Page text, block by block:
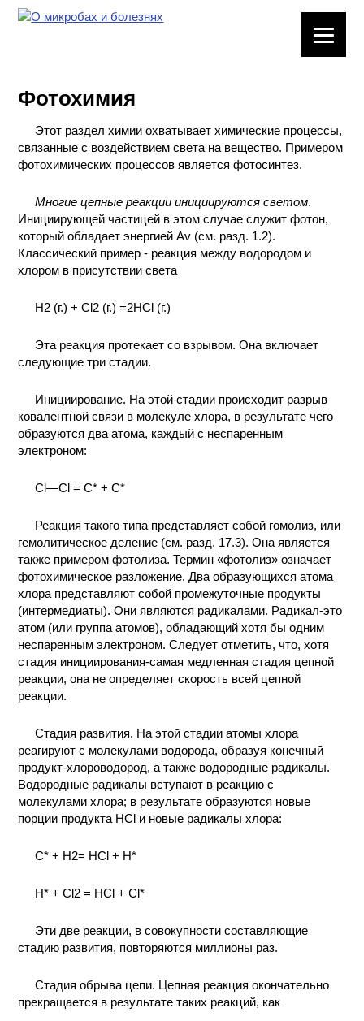
ХИМИЧЕСКАЯ
ВРЕДНЫЕ
МЕТОДЫ
ПРАКТИЧЕСКОЙ
ХИМИИ
ПРОИЗВОДСТВЕ
ТЕХНОЛОГИЯ
Фотохимия
Этот раздел химии охватывает химические процессы,
связанные с воздействием света на вещество. Примером
фотохимических процессов является фотосинтез.
Многие цепные реакции инициируются светом.
Инициирующей частицей в этом случае служит фотон,
который обладает энергией Av (см. разд. 1.2).
Классический пример - реакция между водородом и
хлором в присутствии света
H2 (г.) + Cl2 (г.) =2HCl (г.)
Эта реакция протекает со взрывом. Она включает
следующие три стадии.
Инициирование. На этой стадии происходит разрыв
ковалентной связи в молекуле хлора, в результате чего
образуются два атома, каждый с неспаренным
электроном:
Cl—Cl = C* + C*
Реакция такого типа представляет собой гомолиз, или
гемолитическое деление (см. разд. 17.3). Она является
также примером фотолиза. Термин «фотолиз» означает
фотохимическое разложение. Два образующихся атома
хлора представляют собой промежуточные продукты
(интермедиаты). Они являются радикалами. Радикал-это
атом (или группа атомов), обладающий хотя бы одним
неспаренным электроном. Следует отметить, что, хотя
стадия инициирования-самая медленная стадия цепной
реакции, она не определяет скорость всей цепной
реакции.
Стадия развития. На этой стадии атомы хлора
реагируют с молекулами водорода, образуя конечный
продукт-хлороводород, а также водородные радикалы.
Водородные радикалы вступают в реакцию с
молекулами хлора; в результате образуются новые
порции продукта HCl и новые радикалы хлора:
С* + H2= HCl + H*
H* + Cl2 = HCl + Сl*
Эти две реакции, в совокупности составляющие
стадию развития, повторяются миллионы раз.
Стадия обрыва цепи. Цепная реакция окончательно
прекращается в результате таких реакций, как